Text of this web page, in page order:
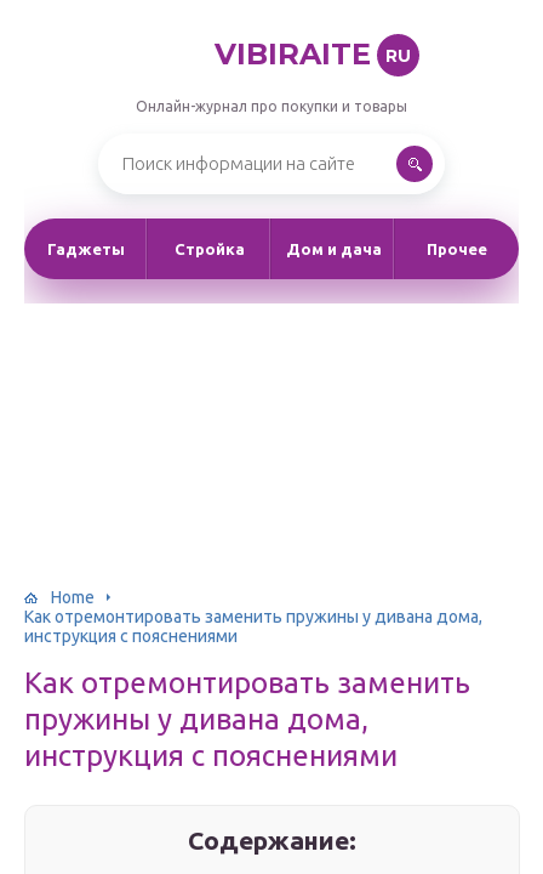
VIBIRAITE RU
Онлайн-журнал про покупки и товары
Гаджеты Стройка Дом и дача Прочее
Home
Как отремонтировать заменить пружины у дивана дома,
инструкция с пояснениями
Как отремонтировать заменить
пружины у дивана дома,
инструкция с пояснениями
Содержание: